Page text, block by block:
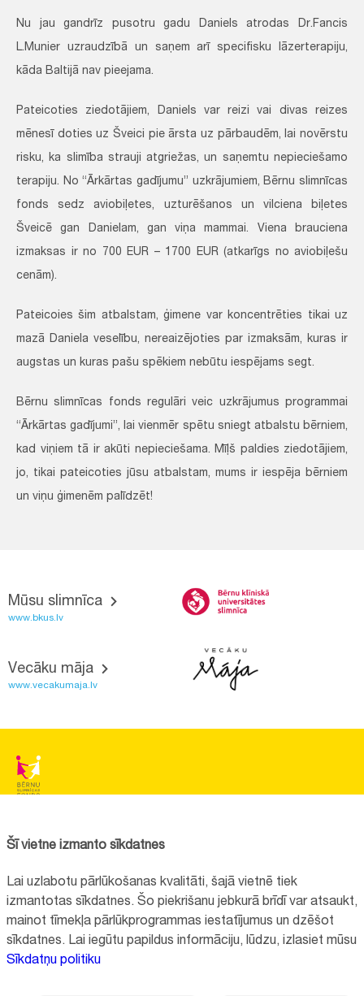
Nu jau gandrīz pusotru gadu Daniels atrodas Dr.Fancis
L.Munier uzraudzībā un saņem arī specifisku lāzerterapiju,
kāda Baltijā nav pieejama.
Pateicoties ziedotājiem, Daniels var reizi vai divas reizes
mēnesī doties uz Šveici pie ārsta uz pārbaudēm, lai novērstu
risku, ka slimība strauji atgriežas, un saņemtu nepieciešamo
terapiju. No “Ārkārtas gadījumu” uzkrājumiem, Bērnu slimnīcas
fonds sedz aviobiļetes, uzturēšanos un vilciena biļetes
Šveicē gan Danielam, gan viņa mammai. Viena brauciena
izmaksas ir no 700 EUR – 1700 EUR (atkarīgs no aviobiļešu
cenām).
Pateicoies šim atbalstam, ģimene var koncentrēties tikai uz
mazā Daniela veselību, nereaizējoties par izmaksām, kuras ir
augstas un kuras pašu spēkiem nebūtu iespējams segt.
Bērnu slimnīcas fonds regulāri veic uzkrājumus programmai
“Ārkārtas gadījumi”, lai vienmēr spētu sniegt atbalstu bērniem,
kad viņiem tā ir akūti nepieciešama. Mīļš paldies ziedotājiem,
jo, tikai pateicoties jūsu atbalstam, mums ir iespēja bērniem
un viņu ģimenēm palīdzēt!
Mūsu slimnīca
www.bkus.lv
Vecāku māja
www.vecakumaja.lv
Reģistrācijas nr.:40008057120
+371 67064475
Visi kontakti
Šī vietne izmanto sīkdatnes
Lai uzlabotu pārlūkošanas kvalitāti, šajā vietnē tiek
izmantotas sīkdatnes. Šo piekrišanu jebkurā brīdī var atsaukt,
mainot tīmekļa pārlūkprogrammas iestatījumus un dzēšot
sīkdatnes. Lai iegūtu papildus informāciju, lūdzu, izlasiet mūsu
Sīkdatņu politiku